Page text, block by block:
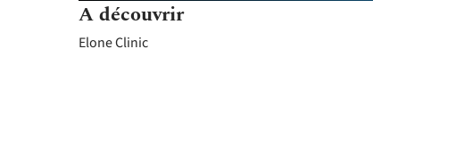
A découvrir
Elone Clinic